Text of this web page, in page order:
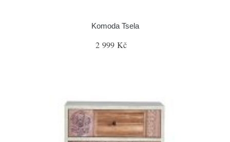
Komoda Tsela
2 999 Kč